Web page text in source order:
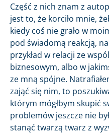
Część z nich znam z
jest to, że korciło mnie,
kiedy coś nie grało w
pod świadomą reakcją,
przykład w relacji ze
biznesowym, albo w
ze mną spójne.
zająć się nim, to
którym mógłbym skupić
problemów jeszcze nie
stanąć twarzą twarz z